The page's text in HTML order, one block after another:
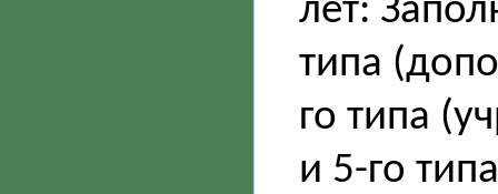
лет:
типа
го типа
и 5-го